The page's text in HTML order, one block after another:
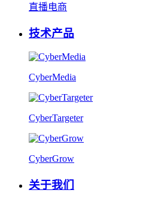
直播电商
技术产品
CyberMedia
CyberTargeter
CyberGrow
关于我们